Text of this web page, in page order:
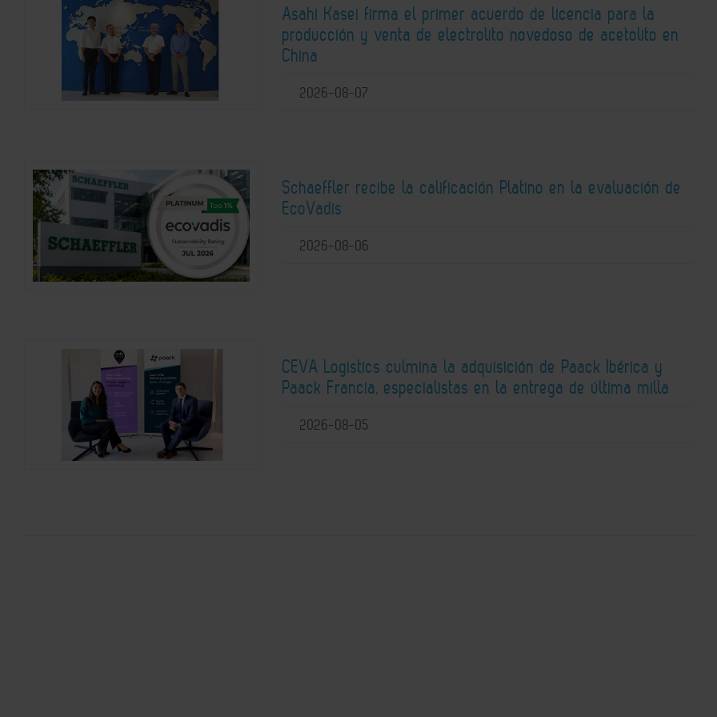
Asahi Kasei firma el primer acuerdo de licencia para la
producción y venta de electrolito novedoso de acetolito en
China
2026-08-07
Schaeffler recibe la calificación Platino en la evaluación de
EcoVadis
2026-08-06
CEVA Logistics culmina la adquisición de Paack Ibérica y
Paack Francia, especialistas en la entrega de última milla
2026-08-05